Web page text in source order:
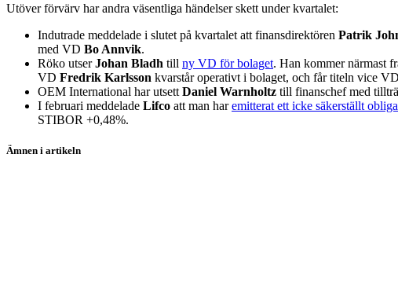
Utöver förvärv har andra väsentliga händelser skett under kvartalet:
Indutrade meddelade i slutet på kvartalet att finansdirektören Patrik
med VD Bo Annvik.
Röko utserJohan Bladh till ny VD för bolaget. Han kommer närmast
VD Fredrik Karlsson kvarstår operativt i bolaget, och får titeln vice
OEM International har utsett Daniel Warnholtz till finanschef med
I februari meddelade Lifco att man haremitterat ett icke säkerställt
STIBOR +0,48%.
Ämnen i artikeln